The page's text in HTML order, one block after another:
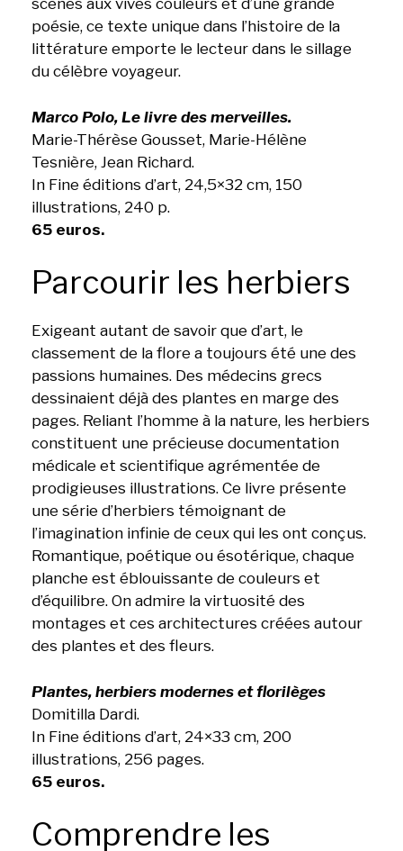
scènes aux vives couleurs et d’une grande
poésie, ce texte unique dans l’histoire de la
littérature emporte le lecteur dans le sillage
du célèbre voyageur.
Marco Polo, Le livre des merveilles.
Marie-Thérèse Gousset, Marie-Hélène
Tesnière, Jean Richard.
In Fine éditions d’art, 24,5×32 cm, 150
illustrations, 240 p.
65 euros.
Parcourir les herbiers
Exigeant autant de savoir que d’art, le
classement de la flore a toujours été une des
passions humaines. Des médecins grecs
dessinaient déjà des plantes en marge des
pages. Reliant l’homme à la nature, les herbiers
constituent une précieuse documentation
médicale et scientifique agrémentée de
prodigieuses illustrations. Ce livre présente
une série d’herbiers témoignant de
l’imagination infinie de ceux qui les ont conçus.
Romantique, poétique ou ésotérique, chaque
planche est éblouissante de couleurs et
d’équilibre. On admire la virtuosité des
montages et ces architectures créées autour
des plantes et des fleurs.
Plantes, herbiers modernes et florilèges
Domitilla Dardi.
In Fine éditions d’art, 24×33 cm, 200
illustrations, 256 pages.
65 euros.
Comprendre les